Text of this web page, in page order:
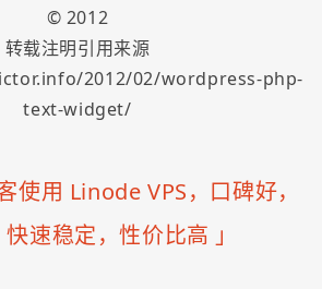
© 2012
转载注明引用来源
2012/02/wordpress-php-
text-widget/
使用 Linode VPS，口碑好，
速稳定，性价比高 」